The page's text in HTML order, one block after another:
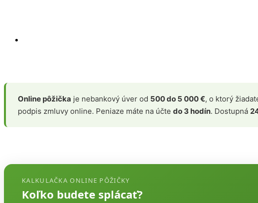
Online pôžička je nebankový úver od 500 do 5 000 €, o ktorý
podpis zmluvy online. Peniaze máte na účte do 3 hodín. Dostupná
KALKULAČKA ONLINE PÔŽIČKY
Koľko budete splácať?